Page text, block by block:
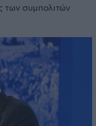
των συμπολιτών